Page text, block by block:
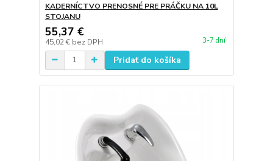
KADERNÍCTVO PRENOSNÉ PRE PRÁČKU NA 10L
STOJANU
55,37 €
45,02 € bez DPH 3-7 dní
Pridať do košíka